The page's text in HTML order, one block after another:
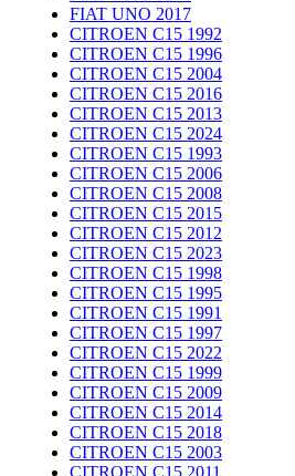
FIAT UNO 2017
CITROEN C15 1992
CITROEN C15 1996
CITROEN C15 2004
CITROEN C15 2016
CITROEN C15 2013
CITROEN C15 2024
CITROEN C15 1993
CITROEN C15 2006
CITROEN C15 2008
CITROEN C15 2015
CITROEN C15 2012
CITROEN C15 2023
CITROEN C15 1998
CITROEN C15 1995
CITROEN C15 1991
CITROEN C15 1997
CITROEN C15 2022
CITROEN C15 1999
CITROEN C15 2009
CITROEN C15 2014
CITROEN C15 2018
CITROEN C15 2003
CITROEN C15 2011